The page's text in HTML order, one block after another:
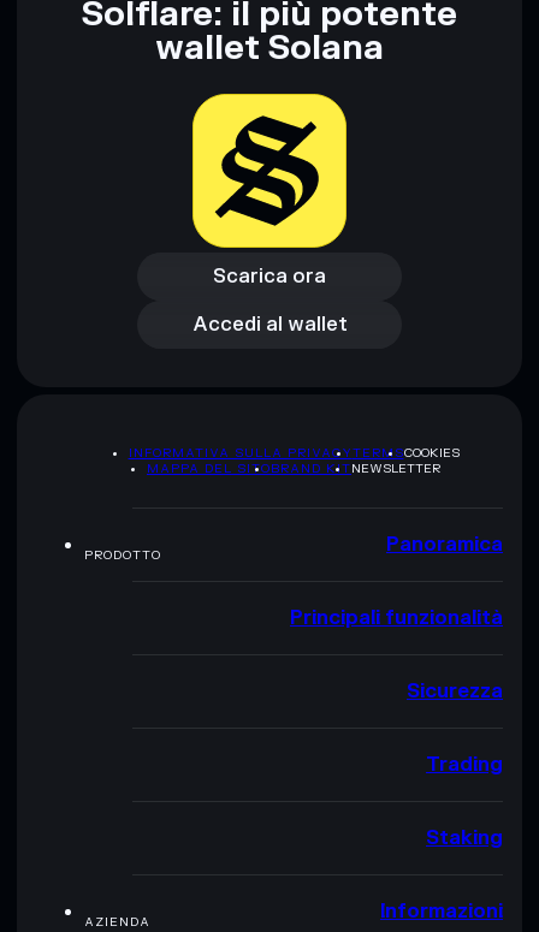
rugcheck.xyz.
Solflare: il più potente
wallet Solana
Scarica ora
Scarica ora
Accedi al wallet
Accedi al wallet
INFORMATIVA SULLA PRIVACYTERMSCOOKIES
MAPPA DEL SITOBRAND KITNEWSLETTER
PRODOTTO Panoramica
Principali funzionalità
Sicurezza
Trading
Staking
AZIENDA Informazioni